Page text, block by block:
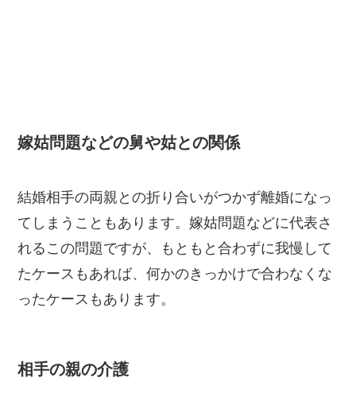
嫁姑問題などの舅や姑との関係
結婚相手の両親との折り合いがつかず離婚になっ
てしまうこともあります。嫁姑問題などに代表さ
れるこの問題ですが、もともと合わずに我慢して
たケースもあれば、何かのきっかけで合わなくな
ったケースもあります。
相手の親の介護